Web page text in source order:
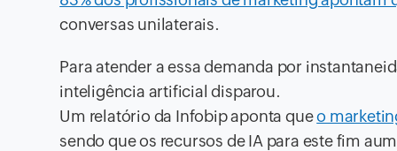
conversas unilaterais.
Para atender a essa demanda por
inteligência artificial disparou.
Um relatório da Infobip aponta queo
sendo que os recursos de IA para este fim